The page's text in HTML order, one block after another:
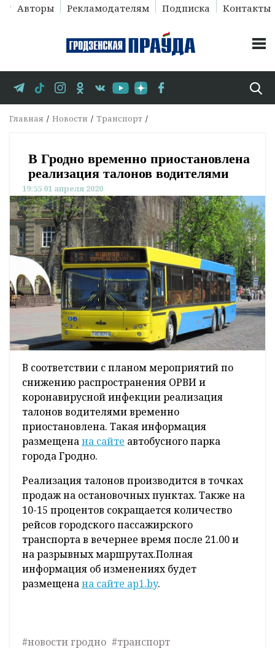
Авторы Рекламодателям Подписка Контакты
Главная Новости Транспорт
В Гродно временно приостановлена
реализация талонов водителями
19:55 01 апреля 2020
В соответствии с планом мероприятий по
снижению распространения ОРВИ и
коронавирусной инфекции реализация
талонов водителями временно
приостановлена. Такая информация
размещенана сайте автобусного парка
города Гродно.
Реализация талонов производится в точках
продаж на остановочных пунктах. Также на
10-15 процентов сокращается количество
рейсов городского пассажирского
транспорта в вечернее время после 21.00 и
на разрывных маршрутах.Полная
информация об изменениях будет
размещенана сайте аp1.by.
#новости гродно #транспорт